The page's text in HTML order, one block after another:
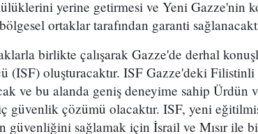
yerine getirmesi ve Yeni Gazze'nin
ortaklar tarafından garanti
birlikte çalışarak Gazze'de derhal
(ISF) oluşturacaktır. ISF Gazze'deki
ve bu alanda geniş deneyime sahip Ürdün
güvenlik çözümü olacaktır. ISF, yeni
güvenliğini sağlamak için İsrail ve Mısır ile